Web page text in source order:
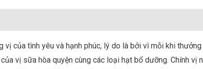
vị của tình yêu và hạnh phúc, lý do là bởi vì mỗi khi
vị sữa hòa quyện cùng các loại hạt bổ dưỡng. Chính vị